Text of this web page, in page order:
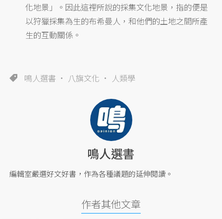
化地景」。因此這裡所說的採集文化地景，指的便是
以狩獵採集為生的布希曼人，和他們的土地之間所產
生的互動關係。
鳴人選書 八旗文化 人類學
鳴人選書
編輯室嚴選好文好書，作為各種議題的延伸閱讀。
作者其他文章